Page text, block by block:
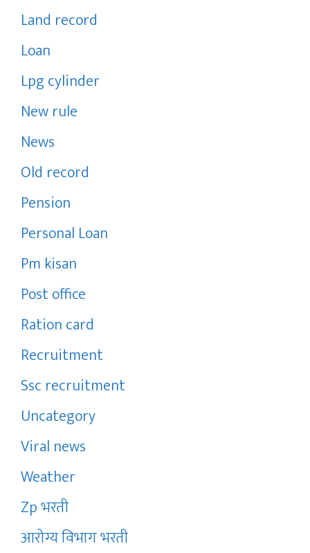
Land record
Loan
Lpg cylinder
New rule
News
Old record
Pension
Personal Loan
Pm kisan
Post office
Ration card
Recruitment
Ssc recruitment
Uncategory
Viral news
Weather
Zp भरती
आरोग्य विभाग भरती